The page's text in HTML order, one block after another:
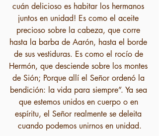
cuán delicioso es habitar los hermanos
juntos en unidad! Es como el aceite
precioso sobre la cabeza, que corre
hasta la barba de Aarón, hasta el borde
de sus vestiduras. Es como el rocío de
Hermón, que desciende sobre los montes
de Sión; Porque allí el Señor ordenó la
bendición: la vida para siempre”. Ya sea
que estemos unidos en cuerpo o en
espíritu, el Señor realmente se deleita
cuando podemos unirnos en unidad.